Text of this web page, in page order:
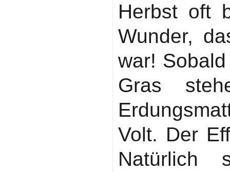
Herbst oft
Wunder,
war!
Gras
Volt. Der
Natürlich